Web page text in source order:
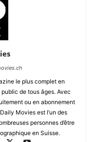
le plus complet en
de tous âges. Avec
ou en abonnement
Movies est l’un des
personnes d’être
en Suisse.